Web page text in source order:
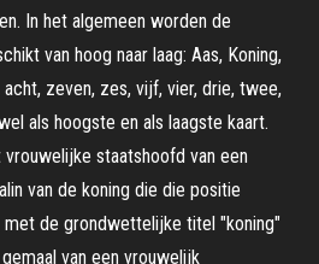
In het algemeen worden de
van hoog naar laag: Aas, Koning,
acht, zeven, zes, vijf, vier, drie, twee,
als hoogste en als laagste kaart.
staatshoofd van een
van de koning die die positie
de grondwettelijke titel "koning"
van een vrouwelijk